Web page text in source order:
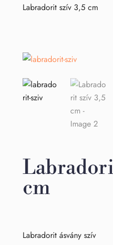
Labradorit szív 3,5 cm
cm
Labradorit ásvány szív